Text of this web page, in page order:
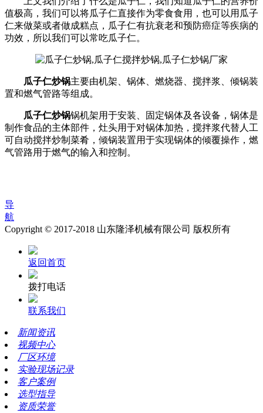
值极高，我们可以将瓜子仁直接作为零食食用，也可以用瓜子
仁来做菜或者做成糕点，瓜子仁有抗衰老和预防癌症等疾病的
功效，所以我们可以常吃瓜子仁。
瓜子仁炒锅主要由机架、锅体、燃烧器、搅拌浆、倾锅装
置和燃气管路等组成。
瓜子仁炒锅锅机架用于安装、固定锅体及各设备，锅体是
制作食品的主体部件，灶头用于对锅体加热，搅拌浆代替人工
可自动搅拌炒制菜肴，倾锅装置用于实现锅体的倾覆操作，燃
气管路用于燃气的输入和控制。
导
航
Copyright © 2017-2018 山东隆泽机械有限公司 版权所有
返回首页
拨打电话
联系我们
新闻资讯
视频中心
厂区环境
实验现场记录
客户案例
选型指导
资质荣誉